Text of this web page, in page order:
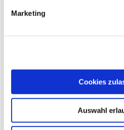
Marketing
Cookies
Auswahl
Wegbelag